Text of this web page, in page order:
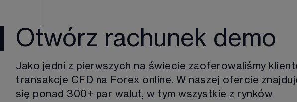
Otwórz rachunek demo
Jako jedni z pierwszych na świecie zaoferowaliśmy
transakcje CFD na Forex online. W naszej ofercie
się ponad 300+ par walut, w tym wszystkie z rynków